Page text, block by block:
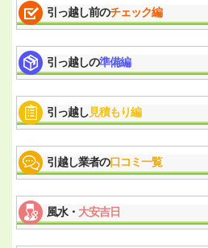
引っ越し前のチェック編
引っ越しの準備編
引っ越し見積もり編
引越し業者の口コミ一覧
風水・ 大安吉日